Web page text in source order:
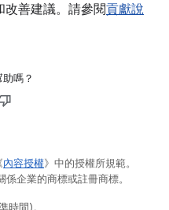
善建議。請參閱貢獻說
嗎？
內容授權》中的授權所規範。
企業的商標或註冊商標。